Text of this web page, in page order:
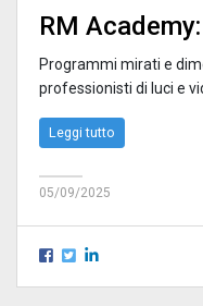
RM
Programmi mirati e
professionisti di luci e
Leggi tutto
05/09/2025